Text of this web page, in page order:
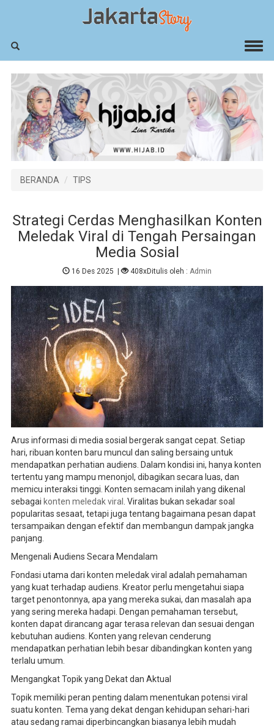
BERANDA TIPS
Strategi Cerdas Menghasilkan Konten
Meledak Viral di Tengah Persaingan
Media Sosial
16 Des 2025 | 408xDitulis oleh : Admin
Arus informasi di media sosial bergerak sangat cepat. Setiap
hari, ribuan konten baru muncul dan saling bersaing untuk
mendapatkan perhatian audiens. Dalam kondisi ini, hanya konten
tertentu yang mampu menonjol, dibagikan secara luas, dan
memicu interaksi tinggi. Konten semacam inilah yang dikenal
sebagai konten meledak viral
. Viralitas bukan sekadar soal
popularitas sesaat, tetapi juga tentang bagaimana pesan dapat
tersampaikan dengan efektif dan membangun dampak jangka
panjang.
Mengenali Audiens Secara Mendalam
Fondasi utama dari konten meledak viral adalah pemahaman
yang kuat terhadap audiens. Kreator perlu mengetahui siapa
target penontonnya, apa yang mereka sukai, dan masalah apa
yang sering mereka hadapi. Dengan pemahaman tersebut,
konten dapat dirancang agar terasa relevan dan sesuai dengan
kebutuhan audiens. Konten yang relevan cenderung
mendapatkan perhatian lebih besar dibandingkan konten yang
terlalu umum.
Mengangkat Topik yang Dekat dan Aktual
Topik memiliki peran penting dalam menentukan potensi viral
suatu konten. Tema yang dekat dengan kehidupan sehari-hari
atau sedang ramai diperbincangkan biasanya lebih mudah